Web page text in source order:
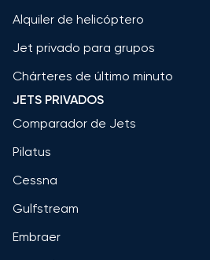
Alquiler de helicóptero
Jet privado para grupos
Chárteres de último minuto
JETS PRIVADOS
Comparador de Jets
Pilatus
Cessna
Gulfstream
Embraer